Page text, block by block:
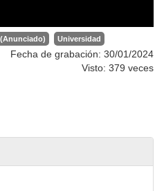
Universidad
Fecha de grabación: 30/01/2024
Visto: 379 veces